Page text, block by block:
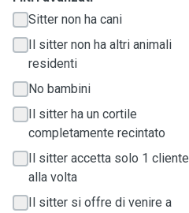
Sitter non ha cani
Il sitter non ha altri animali
residenti
No bambini
Il sitter ha un cortile
completamente recintato
Il sitter accetta solo 1 cliente
alla volta
Il sitter si offre di venire a